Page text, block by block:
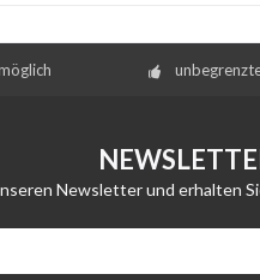
Newsletter und erhalten